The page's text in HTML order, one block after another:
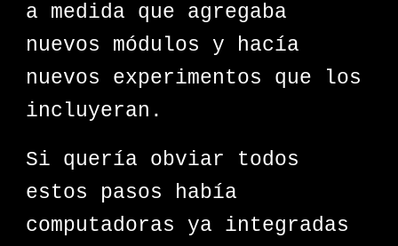
a medida que agregaba
nuevos módulos y hacía
nuevos experimentos que los
incluyeran.
Si quería obviar todos
estos pasos había
computadoras ya integradas